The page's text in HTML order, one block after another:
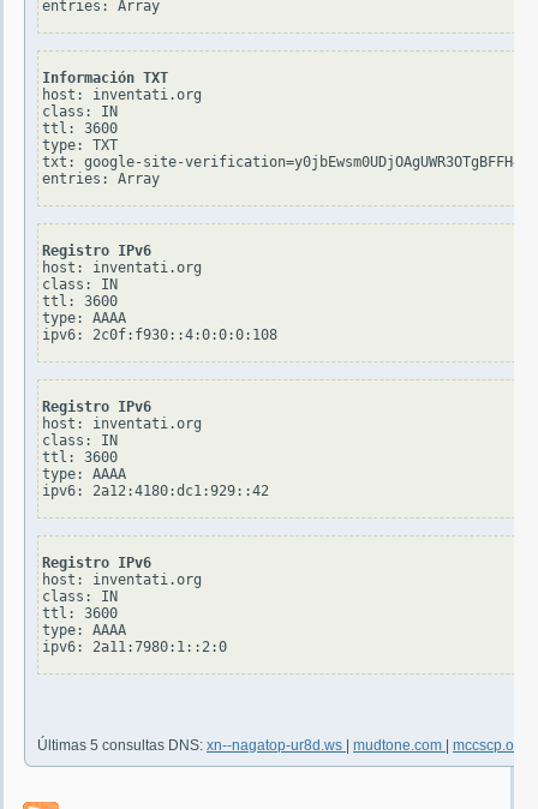
Información TXT
host: inventati.org
class: IN
ttl: 3600
type: TXT
txt: google-site-
Registro IPv6
host: inventati.org
class: IN
ttl: 3600
type: AAAA
Registro IPv6
host: inventati.org
class: IN
ttl: 3600
type: AAAA
Registro IPv6
host: inventati.org
class: IN
ttl: 3600
type: AAAA
Últimas 5 consultas DNS: xn--nagatop-ur8d.ws mudtone.com mccscp.org